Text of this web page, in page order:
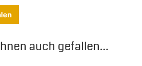
auch gefallen...